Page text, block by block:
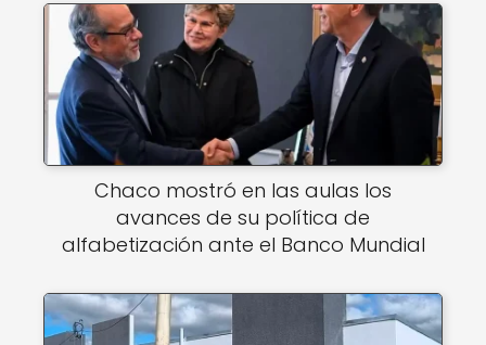
Chaco mostró en las aulas los
avances de su política de
alfabetización ante el Banco Mundial